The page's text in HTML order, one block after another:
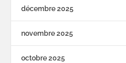
décembre 2025
novembre 2025
octobre 2025